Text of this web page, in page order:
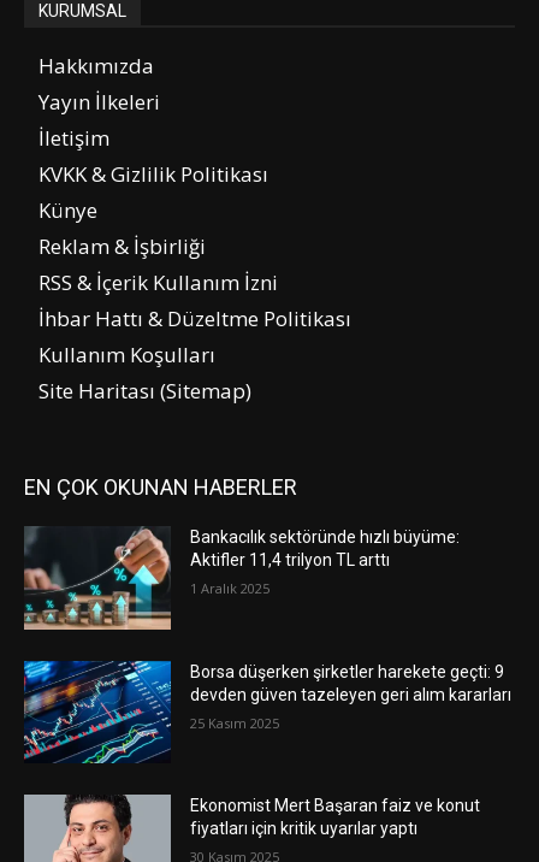
KURUMSAL
Hakkımızda
Yayın İlkeleri
İletişim
KVKK & Gizlilik Politikası
Künye
Reklam & İşbirliği
RSS & İçerik Kullanım İzni
İhbar Hattı & Düzeltme Politikası
Kullanım Koşulları
Site Haritası (Sitemap)
EN ÇOK OKUNAN HABERLER
Bankacılık sektöründe hızlı büyüme:
Aktifler 11,4 trilyon TL arttı
1 Aralık 2025
Borsa düşerken şirketler harekete geçti: 9
devden güven tazeleyen geri alım kararları
25 Kasım 2025
Ekonomist Mert Başaran faiz ve konut
fiyatları için kritik uyarılar yaptı
30 Kasım 2025